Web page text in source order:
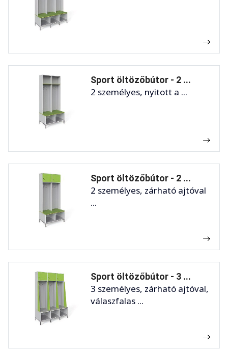
Sport öltözőbútor - 2 ...
2 személyes, nyitott a ...
Sport öltözőbútor - 2 ...
2 személyes, zárható ajtóval
...
Sport öltözőbútor - 3 ...
3 személyes, zárható ajtóval,
válaszfalas ...